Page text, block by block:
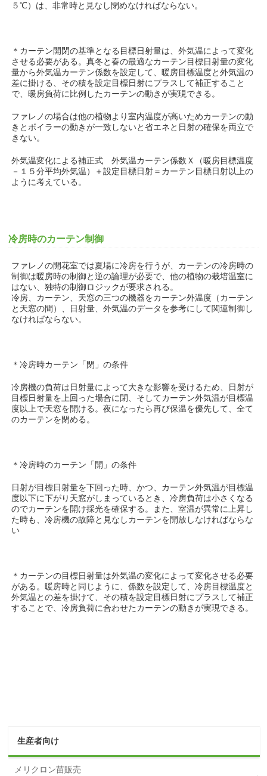
５℃）は、非常時と見なし閉めなければならない。
＊カーテン開閉の基準となる目標日射量は、外気温によって変化
させる必要がある。真冬と春の最適なカーテン目標日射量の変化
量から外気温カーテン係数を設定して、暖房目標温度と外気温の
差に掛ける、その積を設定目標日射にプラスして補正すること
で、暖房負荷に比例したカーテンの動きが実現できる。
ファレノの場合は他の植物より室内温度が高いためカーテンの動
きとボイラーの動きが一致しないと省エネと日射の確保を両立で
きない。
外気温変化による補正式 外気温カーテン係数Ｘ（暖房目標温度
－１５分平均外気温）＋設定目標日射＝カーテン目標日射以上の
ように考えている。
冷房時のカーテン制御
ファレノの開花室では夏場に冷房を行うが、カーテンの冷房時の
制御は暖房時の制御と逆の論理が必要で、他の植物の栽培温室に
はない、独特の制御ロジックが要求される。
冷房、カーテン、天窓の三つの機器をカーテン外温度（カーテン
と天窓の間）、日射量、外気温のデータを参考にして関連制御し
なければならない。
＊冷房時カーテン「閉」の条件
冷房機の負荷は日射量によって大きな影響を受けるため、日射が
目標日射量を上回った場合に閉、そしてカーテン外気温が目標温
度以上で天窓を開ける。夜になったら再び保温を優先して、全て
のカーテンを閉める。
＊冷房時のカーテン「開」の条件
日射が目標日射量を下回った時、かつ、カーテン外気温が目標温
度以下に下がり天窓がしまっているとき、冷房負荷は小さくなる
のでカーテンを開け採光を確保する。また、室温が異常に上昇し
た時も、冷房機の故障と見なしカーテンを開放しなければならな
い
＊カーテンの目標日射量は外気温の変化によって変化させる必要
がある。暖房時と同じように、係数を設定して、冷房目標温度と
外気温との差を掛けて、その積を設定目標日射にプラスして補正
することで、冷房負荷に合わせたカーテンの動きが実現できる。
生産者向け
メリクロン苗販売